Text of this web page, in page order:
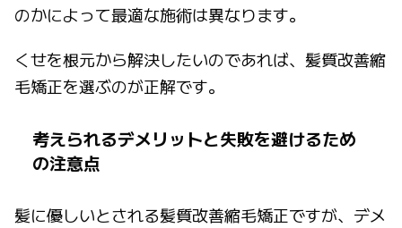
のかによって最適な施術は異なります。
くせを根元から解決したいのであれば、髪質改善縮
毛矯正を選ぶのが正解です。
考えられるデメリットと失敗を避けるため
の注意点
髪に優しいとされる髪質改善縮毛矯正ですが、デメ